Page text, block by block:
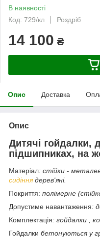
В наявності
Код: 729/кл
Роздріб
14 100 ₴
Опис Доставка
Опис
Дитячі гойдалки,
підшипниках, на
Матеріал: стійки -
сидіння дерев'яні.
Покриття: полімерне
Допустиме навантаження:
Комплектація: гойдалки ,
Гойдалки бетонуються у